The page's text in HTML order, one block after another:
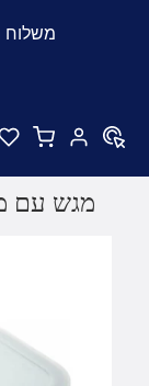
משלוח
מגש עם